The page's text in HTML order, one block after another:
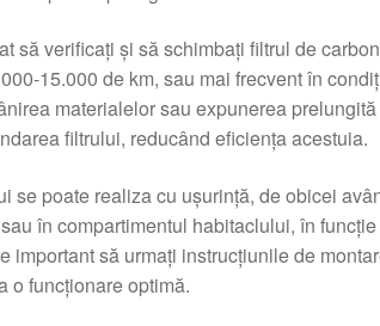
să verificați și să schimbați filtrul de
15.000 de km, sau mai frecvent în
materialelor sau expunerea
filtrului, reducând eficiența acestuia.
se poate realiza cu ușurință, de obicei
în compartimentul habitaclului, în
important să urmați instrucțiunile de
o funcționare optimă.